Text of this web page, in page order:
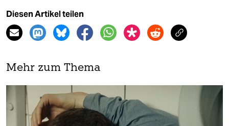
Diesen Artikel teilen
Mehr zum Thema